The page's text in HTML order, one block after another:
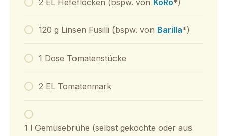
120 g Linsen Fusilli (bspw. von Barilla*)
1 Dose Tomatenstücke
2 EL Tomatenmark
1 l Gemüsebrühe (selbst gekochte oder aus